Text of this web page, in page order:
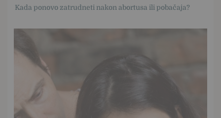
Kada ponovo zatrudneti nakon abortusa ili pobačaja?